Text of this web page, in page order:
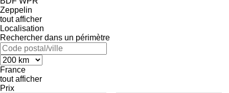
Zeppelin
tout afficher
Localisation
Rechercher dans un périmètre
France
tout afficher
Prix